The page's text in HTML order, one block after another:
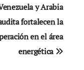
y Arabia
fortalecen la
en el área
energética